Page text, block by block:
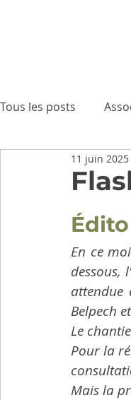
Tous les posts
Enfance - Jeunesse
Cadre de vie
Transports
Flash info
11 juin 2025
Édito
En ce
dessous,
Belpech
Le
Pour la
Mais la